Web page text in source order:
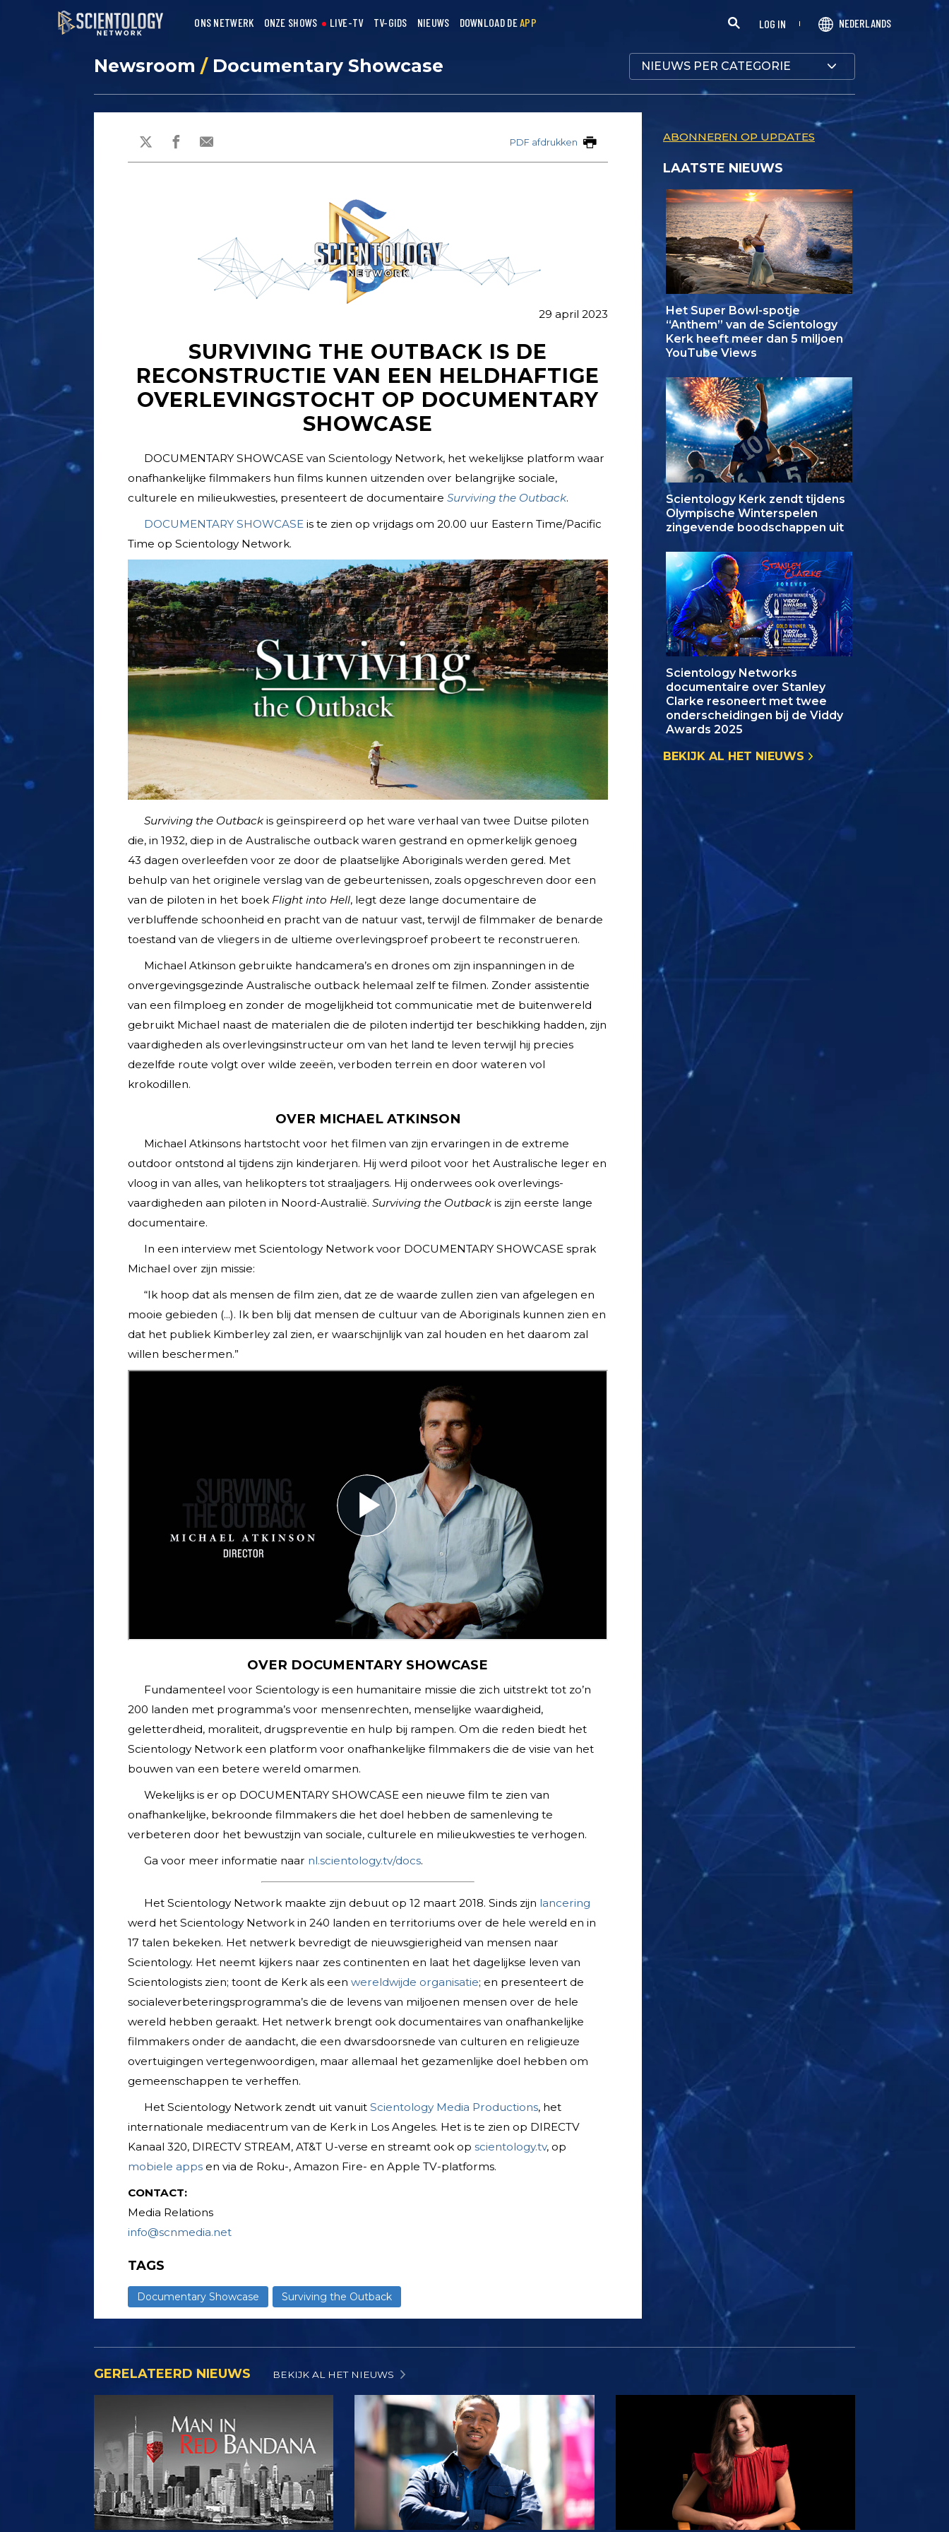
ONS NETWERK ONZE SHOWS LIVE-TV TV-GIDS NIEUWS DOWNLOAD DEAPP LOG IN NEDERLANDS
Newsroom / Documentary Showcase NIEUWS PER CATEGORIE
PDF afdrukken
29 april 2023
SURVIVING THE OUTBACK IS DE
RECONSTRUCTIE VAN EEN HELDHAFTIGE
OVERLEVINGSTOCHT OP DOCUMENTARY
SHOWCASE
DOCUMENTARY SHOWCASE van Scientology Network, het wekelijkse platform waar
onafhankelijke filmmakers hun films kunnen uitzenden over belangrijke sociale,
culturele en milieukwesties, presenteert de documentaire Surviving the Outback.
DOCUMENTARY SHOWCASE is te zien op vrijdags om 20.00 uur Eastern Time/Pacific
Time op Scientology Network.
Surviving the Outbackis geïnspireerd op het ware verhaal van twee Duitse piloten
die, in 1932, diep in de Australische outback waren gestrand en opmerkelijk genoeg
43 dagen overleefden voor ze door de plaatselijke Aboriginals werden gered. Met
behulp van het originele verslag van de gebeurtenissen, zoals opgeschreven door een
van de piloten in het boek Flight into Hell, legt deze lange documentaire de
verbluffende schoonheid en pracht van de natuur vast, terwijl de filmmaker de benarde
toestand van de vliegers in de ultieme overlevingsproef probeert te reconstrueren.
Michael Atkinson gebruikte handcamera’s en drones om zijn inspanningen in de
onvergevings­gezinde Australische outback helemaal zelf te filmen. Zonder assistentie
van een filmploeg en zonder de mogelijkheid tot communicatie met de buitenwereld
gebruikt Michael naast de materialen die de piloten indertijd ter beschikking hadden, zijn
vaardigheden als overlevings­instructeur om van het land te leven terwijl hij precies
dezelfde route volgt over wilde zeeën, verboden terrein en door wateren vol
krokodillen.
OVER MICHAEL ATKINSON
Michael Atkinsons hartstocht voor het filmen van zijn ervaringen in de extreme
outdoor ontstond al tijdens zijn kinderjaren. Hij werd piloot voor het Australische leger en
vloog in van alles, van helikopters tot straaljagers. Hij onderwees ook overlevings­
vaardigheden aan piloten in Noord-Australië. Surviving the Outbackis zijn eerste lange
documentaire.
In een interview met Scientology Network voor DOCUMENTARY SHOWCASE sprak
Michael over zijn missie:
“Ik hoop dat als mensen de film zien, dat ze de waarde zullen zien van afgelegen en
mooie gebieden (...). Ik ben blij dat mensen de cultuur van de Aboriginals kunnen zien en
dat het publiek Kimberley zal zien, er waarschijnlijk van zal houden en het daarom zal
willen beschermen.”
OVER DOCUMENTARY SHOWCASE
Fundamenteel voor Scientology is een humanitaire missie die zich uitstrekt tot zo’n
200 landen met programma’s voor mensenrechten, menselijke waardigheid,
geletterdheid, moraliteit, drugspreventie en hulp bij rampen. Om die reden biedt het
Scientology Network een platform voor onafhankelijke filmmakers die de visie van het
bouwen van een betere wereld omarmen.
Wekelijks is er op DOCUMENTARY SHOWCASE een nieuwe film te zien van
onafhankelijke, bekroonde filmmakers die het doel hebben de samenleving te
verbeteren door het bewustzijn van sociale, culturele en milieukwesties te verhogen.
Ga voor meer informatie naar nl.scientology.tv/docs.
Het Scientology Network maakte zijn debuut op 12 maart 2018. Sinds zijn lancering
werd het Scientology Network in 240 landen en territoriums over de hele wereld en in
17 talen bekeken. Het netwerk bevredigt de nieuwsgierigheid van mensen naar
Scientology. Het neemt kijkers naar zes continenten en laat het dagelijkse leven van
Scientologists zien; toont de Kerk als een wereldwijde organisatie; en presenteert de
sociale­verbeterings­programma’s die de levens van miljoenen mensen over de hele
wereld hebben geraakt. Het netwerk brengt ook documentaires van onafhankelijke
filmmakers onder de aandacht, die een dwarsdoorsnede van culturen en religieuze
overtuigingen vertegenwoordigen, maar allemaal het gezamenlijke doel hebben om
gemeenschappen te verheffen.
Het Scientology Network zendt uit vanuit Scientology Media Productions, het
internationale mediacentrum van de Kerk in Los Angeles. Het is te zien op DIRECTV
Kanaal 320, DIRECTV STREAM, AT&T U-verse en streamt ook op scientology.tv, op
mobiele appsen via de Roku-, Amazon Fire- en Apple TV-platforms.
CONTACT:
Media Relations
info@scnmedia.net
TAGS
Documentary Showcase Surviving the Outback
ABONNEREN OP UPDATES
LAATSTE NIEUWS
Het Super Bowl-spotje
“Anthem” van de Scientology
Kerk heeft meer dan 5 miljoen
YouTube Views
Scientology Kerk zendt tijdens
Olympische Winterspelen
zingevende boodschappen uit
Scientology Networks
documentaire over Stanley
Clarke resoneert met twee
onderscheidingen bij de Viddy
Awards 2025
BEKIJK AL HET NIEUWS
GERELATEERD NIEUWS BEKIJK AL HET NIEUWS